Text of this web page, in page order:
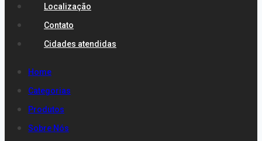
Localização
Contato
Cidades atendidas
Home
Categorias
Produtos
Sobre Nós